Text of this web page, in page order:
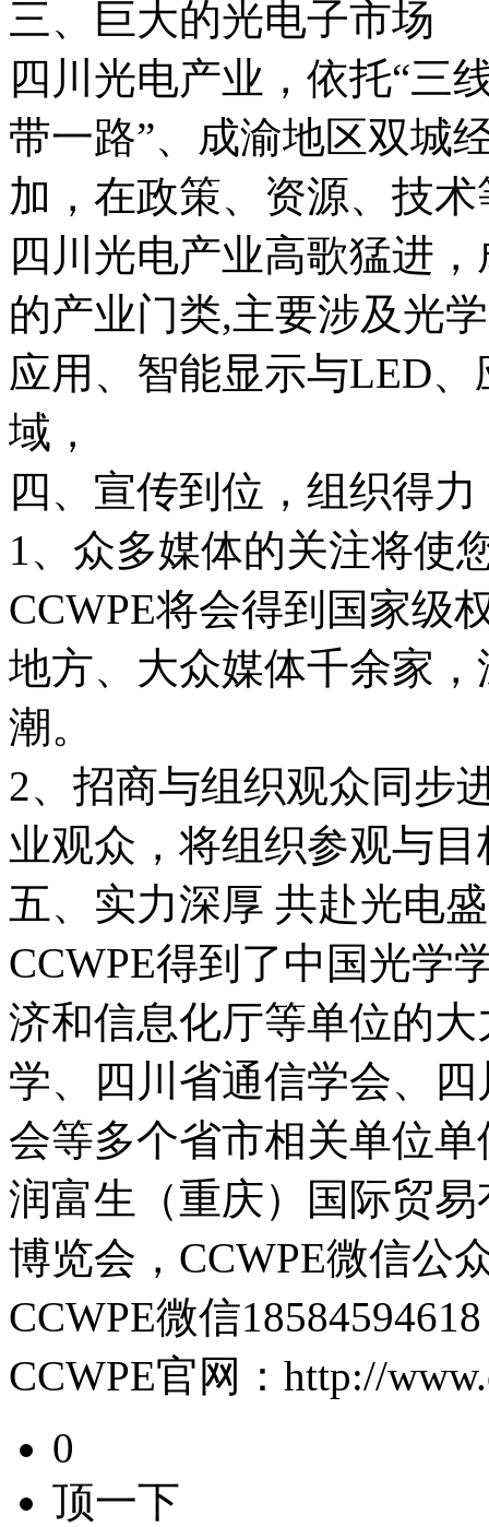
三、巨大的光电子市场
四川光电产业，依托“三
带一路”、成渝地区双城
加，在政策、资源、技
四川光电产业高歌猛进
的产业门类,主要涉及光
应用、智能显示与LED
域，
四、宣传到位，组织得力
1、众多媒体的关注将使
CCWPE将会得到国家级
地方、大众媒体千余家
潮。
2、招商与组织观众同步
业观众，将组织参观与
五、实力深厚 共赴光电
CCWPE得到了中国光学
济和信息化厅等单位的
学、四川省通信学会、
会等多个省市相关单位
润富生（重庆）国际贸
博览会，CCWPE微信公
CCWPE微信18584594618
CCWPE官网：http://
0
顶一下